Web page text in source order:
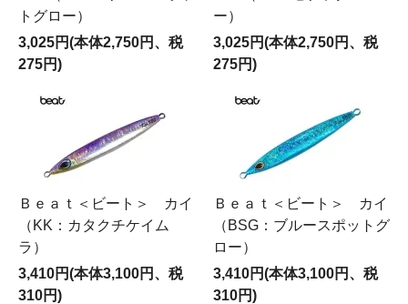
トグロー）
3,025円(本体2,750円、税
275円)
ー）
3,025円(本体2,750円、税
275円)
Ｂｅａｔ＜ビート＞ カイ
（KK：カタクチケイム
ラ）
3,410円(本体3,100円、税
310円)
Ｂｅａｔ＜ビート＞ カイ
（BSG：ブルースポットグ
ロー）
3,410円(本体3,100円、税
310円)